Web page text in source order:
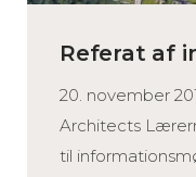
Referat af
20. november
Architects
til